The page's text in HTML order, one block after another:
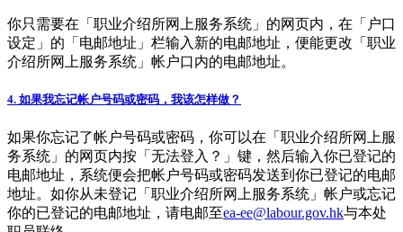
你只需要在「职业介绍所网上服务系统」的网页内，在「户口
设定」的「电邮地址」栏输入新的电邮地址，便能更改「职业
介绍所网上服务系统」帐户口内的电邮地址。
4. 如果我忘记帐户号码或密码，我该怎样做？
如果你忘记了帐户号码或密码，你可以在「职业介绍所网上服
务系统」的网页内按「无法登入？」键，然后输入你已登记的
电邮地址，系统便会把帐户号码或密码发送到你已登记的电邮
地址。如你从未登记「职业介绍所网上服务系统」帐户或忘记
你的已登记的电邮地址，请电邮至ea-ee@labour.gov.hk与本处